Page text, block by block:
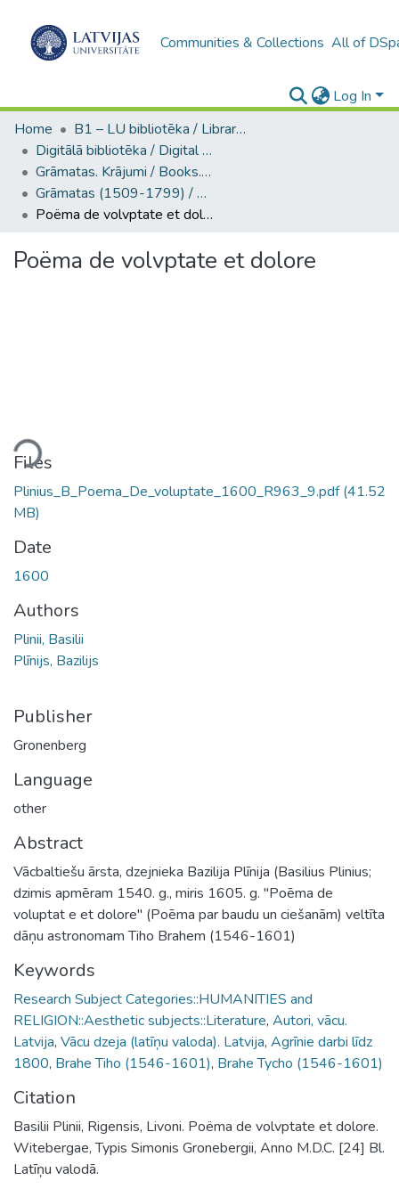
Communities & Collections All of
Log In
Home
B1 – LU bibliotēka / Library of the UL
Digitālā bibliotēka / Digital library
Grāmatas. Krājumi / Books. Collection of articles
Grāmatas (1509-1799) / Books
Poëma de volvptate et dolore
Poëma de volvptate et dolore
Files
Plinius_B_Poema_De_voluptate_1600_R963_9.pdf(41.52
MB)
Date
1600
Authors
Plinii, Basilii
Plīnijs, Bazilijs
Publisher
Gronenberg
Language
other
Abstract
Vācbaltiešu ārsta, dzejnieka Bazilija Plīnija (Basilius Plinius;
dzimis apmēram 1540. g., miris 1605. g. "Poēma de
voluptat e et dolore" (Poēma par baudu un ciešanām) veltīta
dāņu astronomam Tiho Brahem (1546-1601)
Keywords
Research Subject Categories::HUMANITIES and
RELIGION::Aesthetic subjects::Literature, Autori, vācu.
Latvija, Vācu dzeja (latīņu valoda). Latvija, Agrīnie darbi līdz
1800, Brahe Tiho (1546-1601), Brahe Tycho (1546-1601)
Citation
Basilii Plinii, Rigensis, Livoni. Poëma de volvptate et dolore.
Witebergae, Typis Simonis Gronebergii, Anno M.D.C. [24] Bl.
Latīņu valodā.